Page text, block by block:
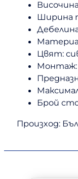
Ширина
Цвят:
Монтаж:
Брой
Произход: